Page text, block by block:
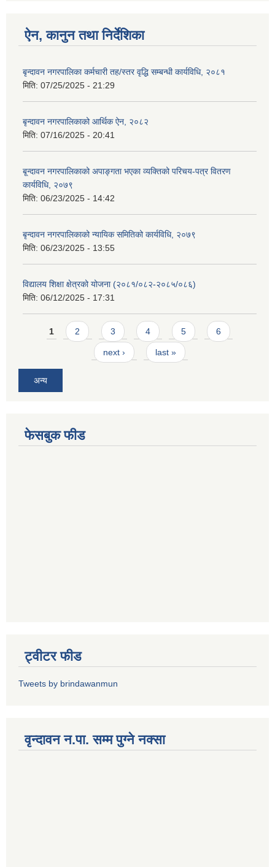
ऐन, कानुन तथा निर्देशिका
बृन्दावन नगरपालिका कर्मचारी तह/स्तर वृद्धि सम्बन्धी कार्यविधि, २०८१
मिति: 07/25/2025 - 21:29
बृन्दावन नगरपालिकाको आर्थिक ऐन, २०८२
मिति: 07/16/2025 - 20:41
बृ्न्दावन नगरपालिकाको अपाङ्गता भएका व्यक्तिको परिचय-पत्र वितरण
कार्यविधि, २०७९
मिति: 06/23/2025 - 14:42
बृन्दावन नगरपालिकाको न्यायिक समितिको कार्यविधि, २०७९
मिति: 06/23/2025 - 13:55
विद्यालय शिक्षा क्षेत्रको योजना (२०८१/०८२-२०८५/०८६)
मिति: 06/12/2025 - 17:31
Pages
1 2 3 4 5 6
next › last »
अन्य
फेसबुक फीड
ट्वीटर फीड
Tweets by brindawanmun
वृन्दावन न.पा. सम्म पुग्ने नक्सा